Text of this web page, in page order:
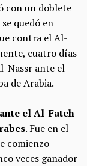
con un doblete
quedó en
contra el Al-
cuatro días
Nassr ante el
de Arabia.
el Al-Fateh
. Fue en el
comienzo
veces ganador